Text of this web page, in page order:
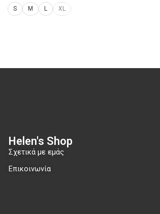
S
M L XL
Helen's Shop
Σχετικά με εμάς
Επικοινωνία